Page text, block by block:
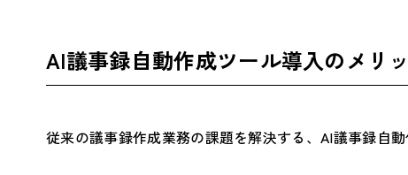
AI議事録自動作成ツール導入のメリ
従来の議事録作成業務の課題を解決する、AI議事録自